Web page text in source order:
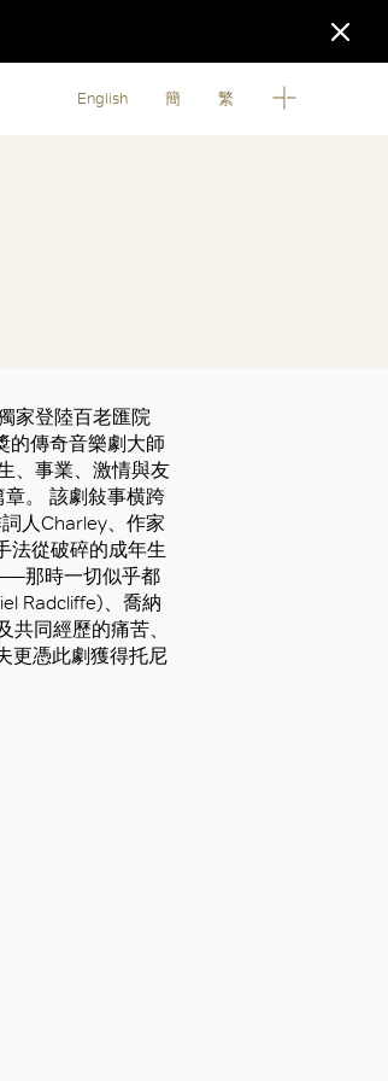
English 簡 繁
家登陸百老匯院
的傳奇音樂劇大師
、事業、激情與友
。 該劇敍事横跨
人Charley、作家
法從破碎的成年生
那時一切似乎都
Radcliffe)、喬納
同經歷的痛苦、
更憑此劇獲得托尼